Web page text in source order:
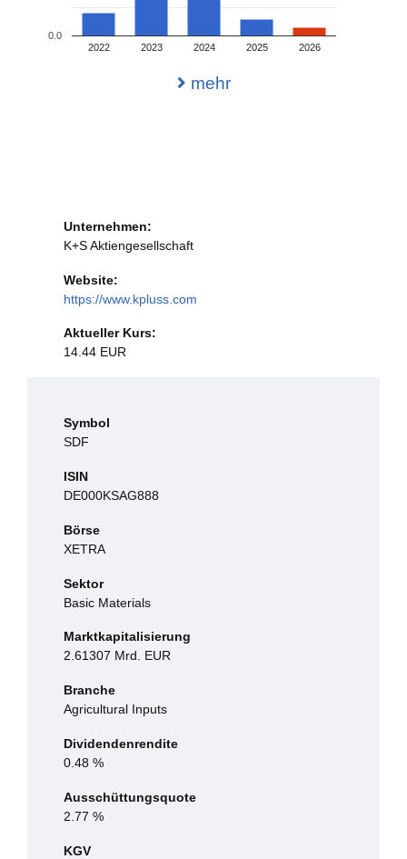
2022 2023 2024 2025 2026
0.0
mehr
Unternehmen:
K+S Aktiengesellschaft
Website:
https://www.kpluss.com
Aktueller Kurs:
14.44 EUR
Symbol
SDF
ISIN
DE000KSAG888
Börse
XETRA
Sektor
Basic Materials
Marktkapitalisierung
2.61307 Mrd. EUR
Branche
Agricultural Inputs
Dividendenrendite
0.48 %
Ausschüttungsquote
2.77 %
KGV